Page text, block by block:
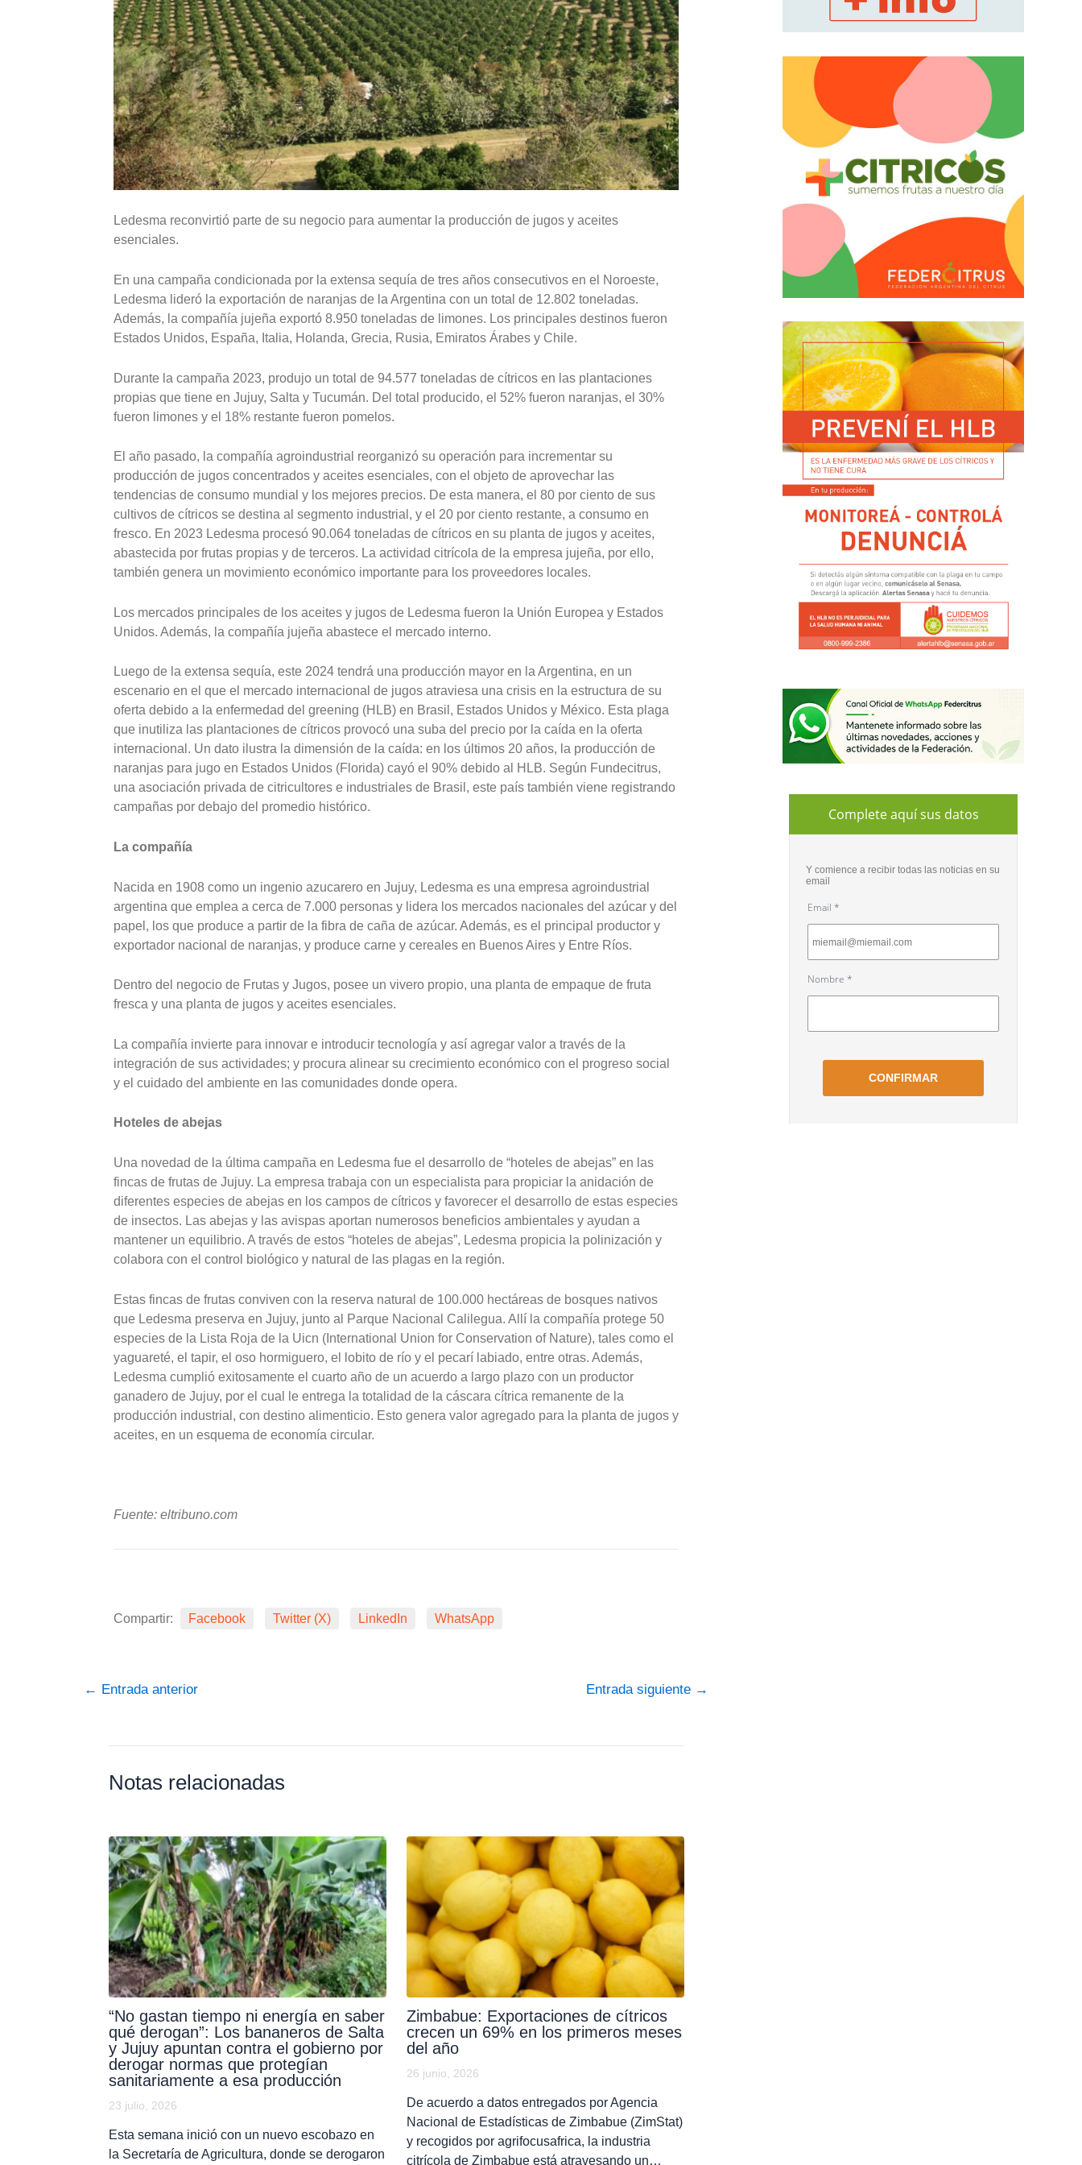
Ledesma reconvirtió parte de su negocio para aumentar la producción de jugos y aceites
esenciales.
En una campaña condicionada por la extensa sequía de tres años consecutivos en el Noroeste,
Ledesma lideró la exportación de naranjas de la Argentina con un total de 12.802 toneladas.
Además, la compañía jujeña exportó 8.950 toneladas de limones. Los principales destinos fueron
Estados Unidos, España, Italia, Holanda, Grecia, Rusia, Emiratos Árabes y Chile.
Durante la campaña 2023, produjo un total de 94.577 toneladas de cítricos en las plantaciones
propias que tiene en Jujuy, Salta y Tucumán. Del total producido, el 52% fueron naranjas, el 30%
fueron limones y el 18% restante fueron pomelos.
El año pasado, la compañía agroindustrial reorganizó su operación para incrementar su
producción de jugos concentrados y aceites esenciales, con el objeto de aprovechar las
tendencias de consumo mundial y los mejores precios. De esta manera, el 80 por ciento de sus
cultivos de cítricos se destina al segmento industrial, y el 20 por ciento restante, a consumo en
fresco. En 2023 Ledesma procesó 90.064 toneladas de cítricos en su planta de jugos y aceites,
abastecida por frutas propias y de terceros. La actividad citrícola de la empresa jujeña, por ello,
también genera un movimiento económico importante para los proveedores locales.
Los mercados principales de los aceites y jugos de Ledesma fueron la Unión Europea y Estados
Unidos. Además, la compañía jujeña abastece el mercado interno.
Luego de la extensa sequía, este 2024 tendrá una producción mayor en la Argentina, en un
escenario en el que el mercado internacional de jugos atraviesa una crisis en la estructura de su
oferta debido a la enfermedad del greening (HLB) en Brasil, Estados Unidos y México. Esta plaga
que inutiliza las plantaciones de cítricos provocó una suba del precio por la caída en la oferta
internacional. Un dato ilustra la dimensión de la caída: en los últimos 20 años, la producción de
naranjas para jugo en Estados Unidos (Florida) cayó el 90% debido al HLB. Según Fundecitrus,
una asociación privada de citricultores e industriales de Brasil, este país también viene registrando
campañas por debajo del promedio histórico.
La compañía
Nacida en 1908 como un ingenio azucarero en Jujuy, Ledesma es una empresa agroindustrial
argentina que emplea a cerca de 7.000 personas y lidera los mercados nacionales del azúcar y del
papel, los que produce a partir de la fibra de caña de azúcar. Además, es el principal productor y
exportador nacional de naranjas, y produce carne y cereales en Buenos Aires y Entre Ríos.
Dentro del negocio de Frutas y Jugos, posee un vivero propio, una planta de empaque de fruta
fresca y una planta de jugos y aceites esenciales.
La compañía invierte para innovar e introducir tecnología y así agregar valor a través de la
integración de sus actividades; y procura alinear su crecimiento económico con el progreso social
y el cuidado del ambiente en las comunidades donde opera.
Hoteles de abejas
Una novedad de la última campaña en Ledesma fue el desarrollo de “hoteles de abejas” en las
fincas de frutas de Jujuy. La empresa trabaja con un especialista para propiciar la anidación de
diferentes especies de abejas en los campos de cítricos y favorecer el desarrollo de estas especies
de insectos. Las abejas y las avispas aportan numerosos beneficios ambientales y ayudan a
mantener un equilibrio. A través de estos “hoteles de abejas”, Ledesma propicia la polinización y
colabora con el control biológico y natural de las plagas en la región.
Estas fincas de frutas conviven con la reserva natural de 100.000 hectáreas de bosques nativos
que Ledesma preserva en Jujuy, junto al Parque Nacional Calilegua. Allí la compañía protege 50
especies de la Lista Roja de la Uicn (International Union for Conservation of Nature), tales como el
yaguareté, el tapir, el oso hormiguero, el lobito de río y el pecarí labiado, entre otras. Además,
Ledesma cumplió exitosamente el cuarto año de un acuerdo a largo plazo con un productor
ganadero de Jujuy, por el cual le entrega la totalidad de la cáscara cítrica remanente de la
producción industrial, con destino alimenticio. Esto genera valor agregado para la planta de jugos y
aceites, en un esquema de economía circular.
Fuente: eltribuno.com
Compartir: Facebook Twitter (X) LinkedIn WhatsApp
← Entrada anterior Entrada siguiente →
Notas relacionadas
“No gastan tiempo ni energía en saber
qué derogan”: Los bananeros de Salta
y Jujuy apuntan contra el gobierno por
derogar normas que protegían
sanitariamente a esa producción
23 julio, 2026
Esta semana inició con un nuevo escobazo en
la Secretaría de Agricultura, donde se derogaron
Zimbabue: Exportaciones de cítricos
crecen un 69% en los primeros meses
del año
26 junio, 2026
De acuerdo a datos entregados por Agencia
Nacional de Estadísticas de Zimbabue (ZimStat)
y recogidos por agrifocusafrica, la industria
citrícola de Zimbabue está atravesando un…